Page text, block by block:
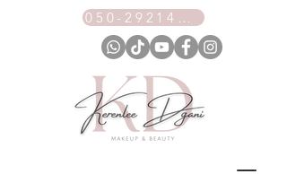
050-2921461